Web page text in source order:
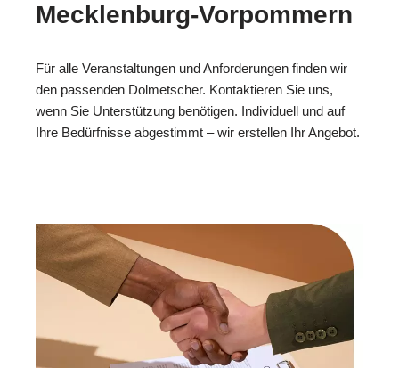
Mecklenburg-Vorpommern
Für alle Veranstaltungen und Anforderungen finden wir
den passenden Dolmetscher. Kontaktieren Sie uns,
wenn Sie Unterstützung benötigen. Individuell und auf
Ihre Bedürfnisse abgestimmt – wir erstellen Ihr Angebot.